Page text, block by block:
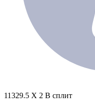
11329.5 X 2 В сплит